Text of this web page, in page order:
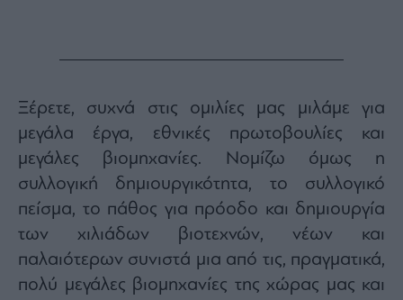
Ξέρετε, συχνά στις ομιλίες μας μιλάμε για
μεγάλα έργα, εθνικές πρωτοβουλίες και
μεγάλες βιομηχανίες. Νομίζω όμως η
συλλογική δημιουργικότητα, το συλλογικό
πείσμα, το πάθος για πρόοδο και δημιουργία
των χιλιάδων βιοτεχνών, νέων και
παλαιότερων συνιστά μια από τις, πραγματικά,
πολύ μεγάλες βιομηχανίες της χώρας μας και